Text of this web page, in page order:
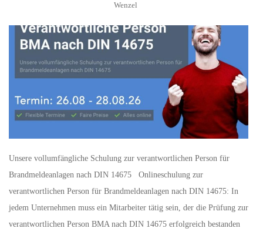
Wenzel
Unsere vollumfängliche Schulung zur verantwortlichen Person für
Brandmeldeanlagen nach DIN 14675 Onlineschulung zur
verantwortlichen Person für Brandmeldeanlagen nach DIN 14675: In
jedem Unternehmen muss ein Mitarbeiter tätig sein, der die Prüfung zur
verantwortlichen Person BMA nach DIN 14675 erfolgreich bestanden